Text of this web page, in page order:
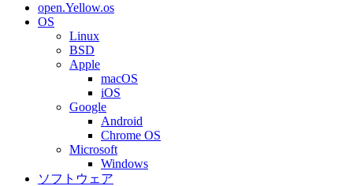
open.Yellow.os
OS
Linux
BSD
Apple
macOS
iOS
Google
Android
Chrome OS
Microsoft
Windows
ソフトウェア